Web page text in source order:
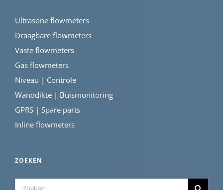
Ultrasone flowmeters
Draagbare flowmeters
Vaste flowmeters
Gas flowmeters
Niveau | Controle
Wanddikte | Buismonitoring
GPRS | Spare parts
Inline flowmeters
ZOEKEN
Zoeken